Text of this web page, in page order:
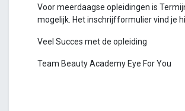
Voor meerdaagse opleidingen is
mogelijk. Het inschrijfformulier vind je
Veel Succes met de opleiding
Team Beauty Academy Eye For You